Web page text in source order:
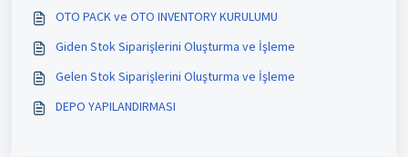
OTO PACK ve OTO INVENTORY KURULUMU
Giden Stok Siparişlerini Oluşturma ve İşleme
Gelen Stok Siparişlerini Oluşturma ve İşleme
DEPO YAPILANDIRMASI